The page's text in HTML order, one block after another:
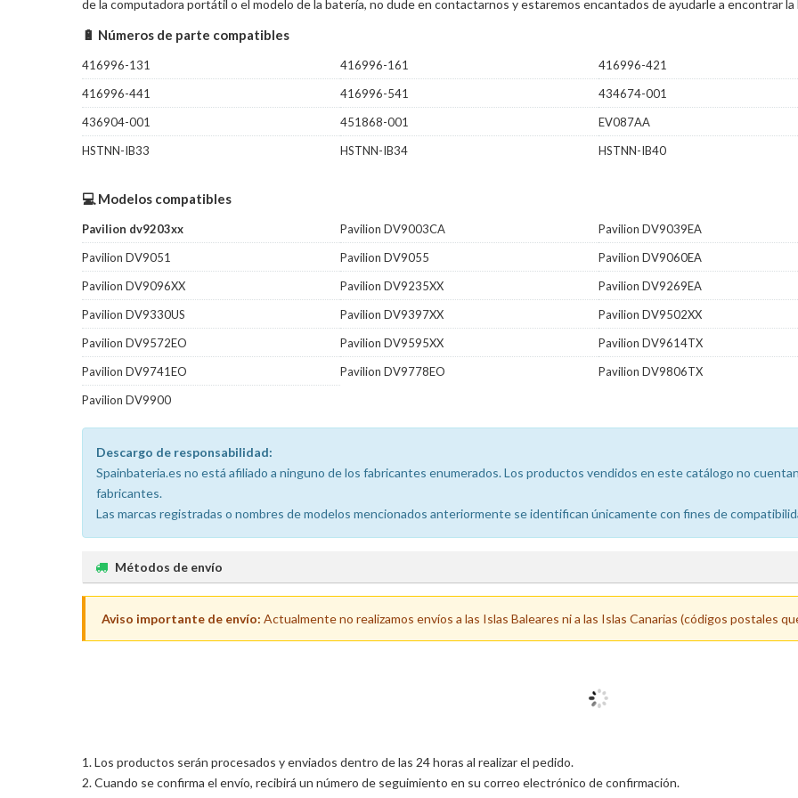
de la computadora portátil o el modelo de la batería, no dude en contactarnos y estaremos encantados de ayudarle a encontrar
🔋 Números de parte compatibles
416996-131 416996-161
416996-421
416996-441
416996-541
434674-001
436904-001
451868-001
EV087AA
HSTNN-IB33
HSTNN-IB34 HSTNN-IB40
💻 Modelos compatibles
Pavilion dv9203xx Pavilion DV9003CA
Pavilion DV9039EA
Pavilion DV9051
Pavilion DV9055
Pavilion DV9060EA
Pavilion DV9096XX
Pavilion DV9235XX
Pavilion DV9269EA
Pavilion DV9330US
Pavilion DV9397XX
Pavilion DV9502XX
Pavilion DV9572EO
Pavilion DV9595XX
Pavilion DV9614TX
Pavilion DV9741EO
Pavilion DV9778EO
Pavilion DV9806TX
Pavilion DV9900
Descargo de responsabilidad:
Spainbateria.es no está afiliado a ninguno de los fabricantes enumerados. Los productos vendidos en este catálogo no
fabricantes.
Las marcas registradas o nombres de modelos mencionados anteriormente se identifican únicamente con fines de
Métodos de envío
Aviso importante de envío: Actualmente no realizamos envíos a las Islas Baleares ni a las Islas Canarias (códigos postales
Los productos serán procesados y enviados dentro de las 24 horas al realizar el pedido.
Cuando se confirma el envío, recibirá un número de seguimiento en su correo electrónico de confirmación.